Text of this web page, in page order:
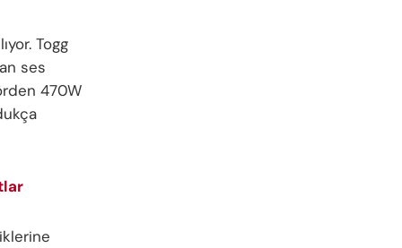
Togg
ses
470W